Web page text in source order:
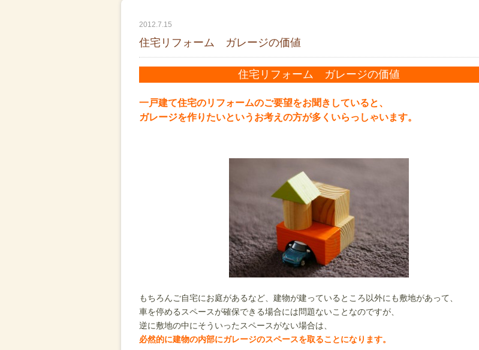
2012.7.15
住宅リフォーム ガレージの価値
住宅リフォーム ガレージの価値
一戸建て住宅のリフォームのご要望をお聞きしていると、
ガレージを作りたいというお考えの方が多くいらっしゃいます。
もちろんご自宅にお庭があるなど、建物が建っているところ以外にも敷地があって、
車を停めるスペースが確保できる場合には問題ないことなのですが、
逆に敷地の中にそういったスペースがない場合は、
必然的に建物の内部にガレージのスペースを取ることになります。